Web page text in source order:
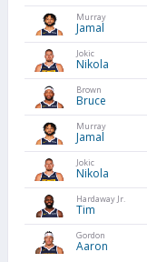
Murray
Jamal
Jokic
Nikola
Brown
Bruce
Murray
Jamal
Jokic
Nikola
Hardaway Jr.
Tim
Gordon
Aaron